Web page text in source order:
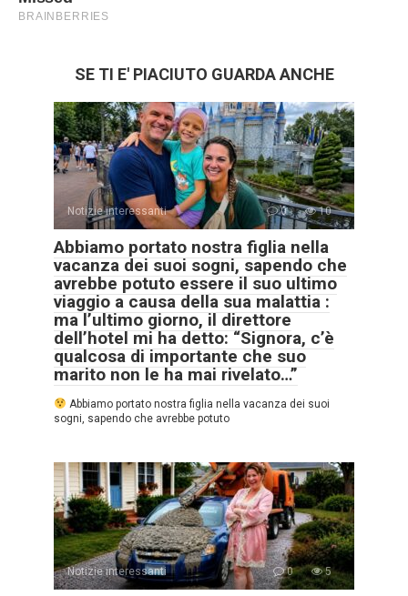
SE TI E' PIACIUTO GUARDA ANCHE
Notizie interessanti 0 10
Abbiamo portato nostra figlia nella
vacanza dei suoi sogni, sapendo che
avrebbe potuto essere il suo ultimo
viaggio a causa della sua malattia :
ma l’ultimo giorno, il direttore
dell’hotel mi ha detto: “Signora, c’è
qualcosa di importante che suo
marito non le ha mai rivelato…”
Abbiamo portato nostra figlia nella vacanza dei suoi
sogni, sapendo che avrebbe potuto
Notizie interessanti 0 5